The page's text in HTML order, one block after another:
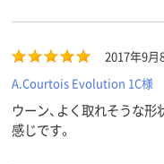
2017年9月
A.Courtois Evolution 1C様
ウーン、よく取れそうな
感じです。